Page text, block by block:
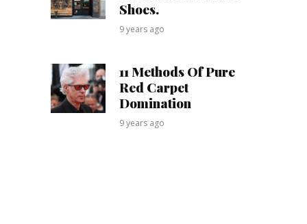
Shoes.
9 years ago
11 Methods Of Pure
Red Carpet
Domination
9 years ago